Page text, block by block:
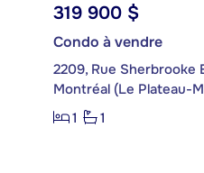
319 900 $
Condo à vendre
2209, Rue Sherbrooke
Montréal (Le Plateau-
1
1